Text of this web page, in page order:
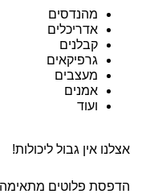
מהנדסים
אדריכלים
קבלנים
גרפיקאים
מעצבים
אמנים
ועוד
אצלנו אין גבול ליכולות!
הדפסת פלוטים